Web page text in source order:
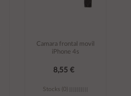
Camara frontal movil
iPhone 4s
8,55 €
Stocks (0)